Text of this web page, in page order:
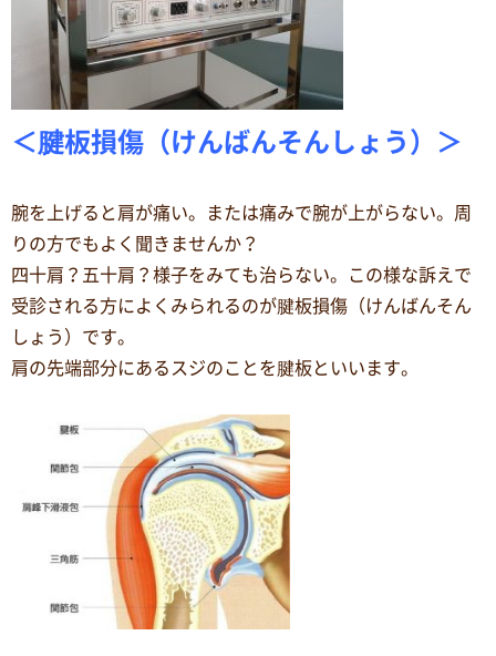
＜腱板損傷（けんばんそんしょう）＞
腕を上げると肩が痛い。または痛みで腕が上がらない。周
りの方でもよく聞きませんか？
四十肩？五十肩？様子をみても治らない。この様な訴えで
受診される方によくみられるのが腱板損傷（けんばんそん
しょう）です。
肩の先端部分にあるスジのことを腱板といいます。